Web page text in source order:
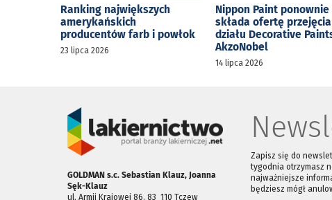
Ranking największych
amerykańskich
producentów farb i powłok
23 lipca 2026
Nippon Paint ponownie
składa ofertę przejęcia
działu Decorative
AkzoNobel
14 lipca 2026
GOLDMAN s.c. Sebastian Klauz, Joanna
Sęk-Klauz
ul. Armii Krajowej 86, 83 ­ 110 Tczew
Zapisz się do
tygodnia otrzymasz
najważniejsze
będziesz mógł